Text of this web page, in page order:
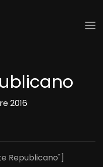
2016
Republicano"]